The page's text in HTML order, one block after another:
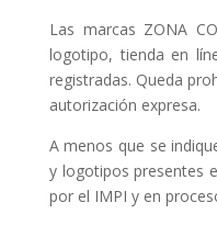
Las marcas ZONA
logotipo, tienda en
registradas. Queda
autorización expresa.
A menos que se
y logotipos presentes
por el IMPI y en